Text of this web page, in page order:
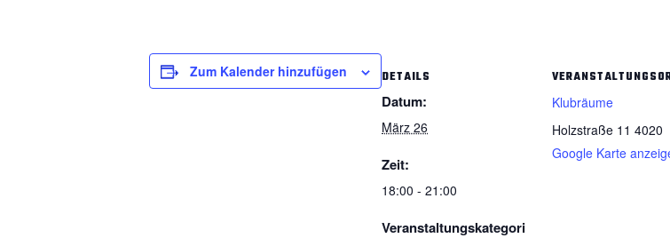
Zum Kalender hinzufügen DETAILS
Datum:
März 26
Zeit:
18:00 - 21:00
Veranstaltungskategori
Klubräume
Holzstraße 11 4020
Google Karte